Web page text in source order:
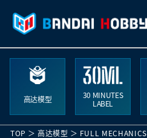
高达模型
30 MINUTES
LABEL
TOP 高达模型
FULL MECHANICS